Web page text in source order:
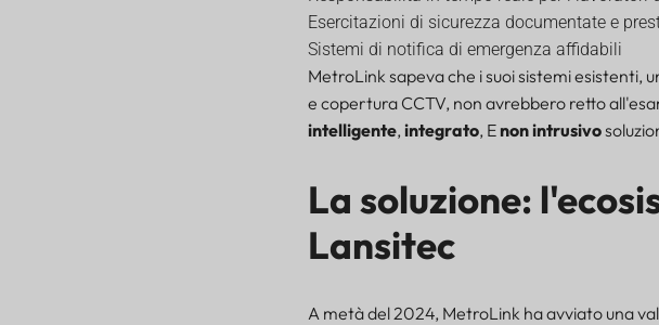
Esercitazioni di sicurezza documentate e
Sistemi di notifica di emergenza affidabili
MetroLink sapeva che i suoi sistemi esistenti,
e copertura CCTV, non avrebbero retto
intelligente, integrato, Enon intrusivo
La soluzione:
Lansitec
A metà del 2024, MetroLink ha avviato una